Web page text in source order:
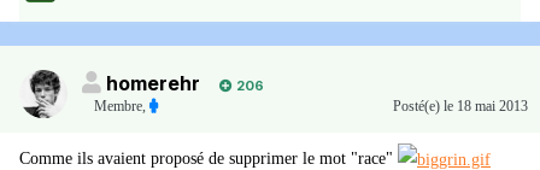
homerehr
206
Membre, Posté(e) le 18 mai 2013
Comme ils avaient proposé de supprimer le mot "race"